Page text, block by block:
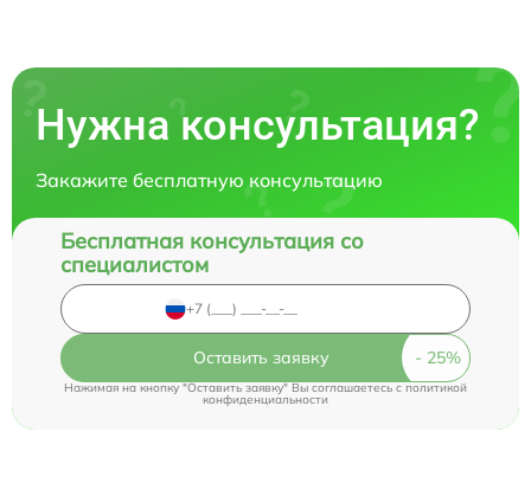
Нужна консультация?
Закажите бесплатную консультацию
Бесплатная консультация со
специалистом
Оставить заявку
Нажимая на кнопку "Оставить заявку" Вы соглашаетесь cполитикой
конфиденциальности